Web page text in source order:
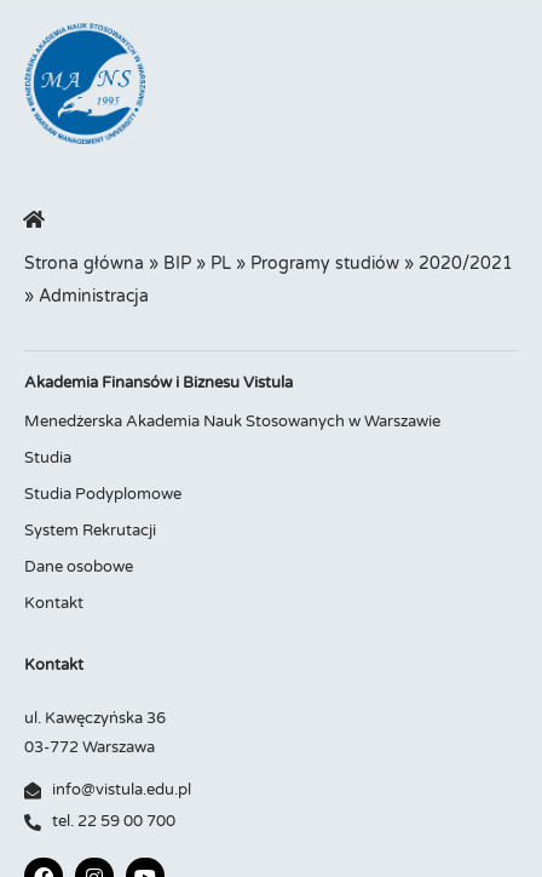
Strona główna » BIP » PL » Programy studiów » 2020/2021
» Administracja
Akademia Finansów i Biznesu Vistula
Menedżerska Akademia Nauk Stosowanych w Warszawie
Studia
Studia Podyplomowe
System Rekrutacji
Dane osobowe
Kontakt
Kontakt
ul. Kawęczyńska 36
03-772 Warszawa
info@vistula.edu.pl
tel. 22 59 00 700